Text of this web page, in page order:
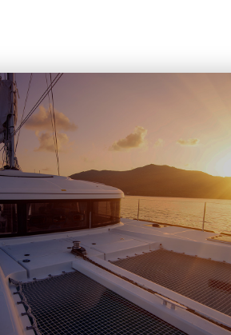
DE MOODY ET MILLIKAN…